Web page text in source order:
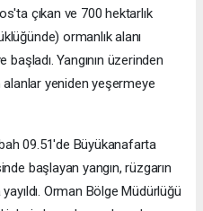
çıkan ve 700 hektarlık
ormanlık alanı
başladı. Yangının üzerinden
alanlar yeniden yeşermeye
09.51'de Büyükanafarta
başlayan yangın, rüzgarın
Orman Bölge Müdürlüğü